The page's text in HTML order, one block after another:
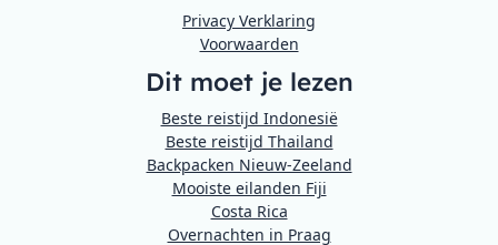
Privacy Verklaring
Voorwaarden
Dit moet je lezen
Beste reistijd Indonesië
Beste reistijd Thailand
Backpacken Nieuw-Zeeland
Mooiste eilanden Fiji
Costa Rica
Overnachten in Praag